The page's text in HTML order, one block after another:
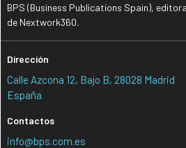
BPS (Business Publications Spain),
de Nextwork360.
Dirección
Calle Azcona 12, Bajo B, 28028 Madrid
España
Contactos
info@bps.com.es